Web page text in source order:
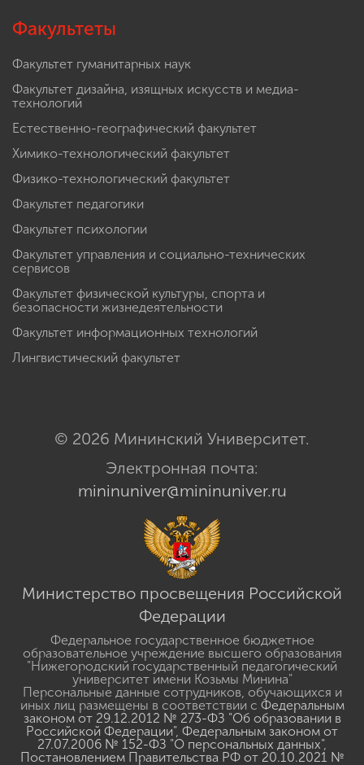
Факультеты
Факультет гуманитарных наук
Факультет дизайна, изящных искусств и медиа-
технологий
Естественно-географический факультет
Химико-технологический факультет
Физико-технологический факультет
Факультет педагогики
Факультет психологии
Факультет управления и социально-технических
сервисов
Факультет физической культуры, спорта и
безопасности жизнедеятельности
Факультет информационных технологий
Лингвистический факультет
© 2026 Мининский Университет.
Электронная почта:
mininuniver@mininuniver.ru
Министерство просвещения Российской
Федерации
Федеральное государственное бюджетное
образовательное учреждение высшего образования
"Нижегородский государственный педагогический
университет имени Козьмы Минина"
Персональные данные сотрудников, обучающихся и
иных лиц размещены в соответствии с Федеральным
законом от 29.12.2012 № 273-ФЗ "Об образовании в
Российской Федерации", Федеральным законом от
27.07.2006 № 152-ФЗ "О персональных данных",
Постановлением Правительства РФ от 20.10.2021 №